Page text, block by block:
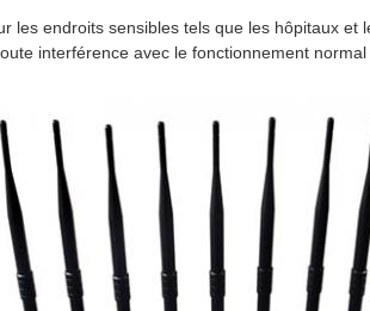
les endroits sensibles tels que les hôpitaux
interférence avec le fonctionnement normal